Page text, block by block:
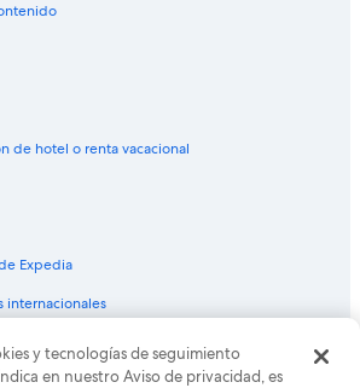
de hotel o renta vacacional
Expedia
internacionales
empresa de Expedia Group. Todos los
y el logo de Expedia son marcas
y tecnologías de seguimiento
en nuestro Aviso de privacidad, es